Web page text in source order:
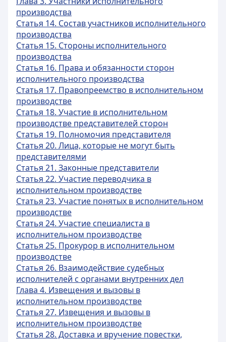
производства
Статья 14. Состав участников исполнительного
производства
Статья 15. Стороны исполнительного
производства
Статья 16. Права и обязанности сторон
исполнительного производства
Статья 17. Правопреемство в исполнительном
производстве
Статья 18. Участие в исполнительном
производстве представителей сторон
Статья 19. Полномочия представителя
Статья 20. Лица, которые не могут быть
представителями
Статья 21. Законные представители
Статья 22. Участие переводчика в
исполнительном производстве
Статья 23. Участие понятых в исполнительном
производстве
Статья 24. Участие специалиста в
исполнительном производстве
Статья 25. Прокурор в исполнительном
производстве
Статья 26. Взаимодействие судебных
исполнителей с органами внутренних дел
Глава 4. Извещения и вызовы в
исполнительном производстве
Статья 27. Извещения и вызовы в
исполнительном производстве
Статья 28. Доставка и вручение повестки,